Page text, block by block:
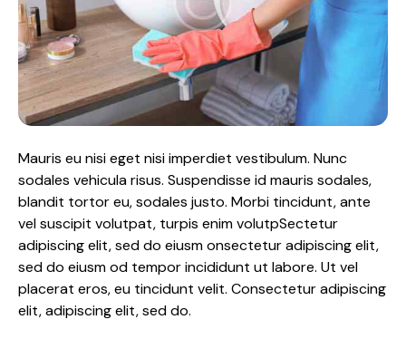
Mauris eu nisi eget nisi imperdiet vestibulum. Nunc
sodales vehicula risus. Suspendisse id mauris sodales,
blandit tortor eu, sodales justo. Morbi tincidunt, ante
vel suscipit volutpat, turpis enim volutpSectetur
adipiscing elit, sed do eiusm onsectetur adipiscing elit,
sed do eiusm od tempor incididunt ut labore. Ut vel
placerat eros, eu tincidunt velit. Consectetur adipiscing
elit, adipiscing elit, sed do.